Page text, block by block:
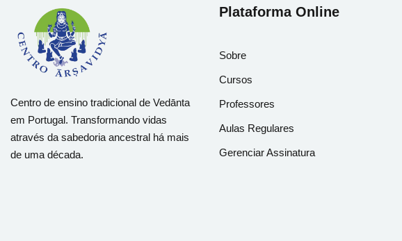
Centro de ensino tradicional de Vedānta
em Portugal. Transformando vidas
através da sabedoria ancestral há mais
de uma década.
Plataforma Online
Sobre
Cursos
Professores
Aulas Regulares
Gerenciar Assinatura